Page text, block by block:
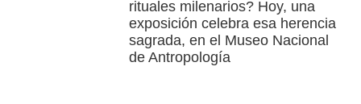
rituales milenarios? Hoy, una
exposición celebra esa herencia
sagrada, en el Museo Nacional
de Antropología